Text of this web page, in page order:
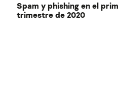
Spam y phishing en el
trimestre de 2020